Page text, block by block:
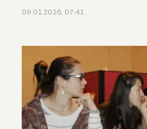
09.01.2026, 07:41